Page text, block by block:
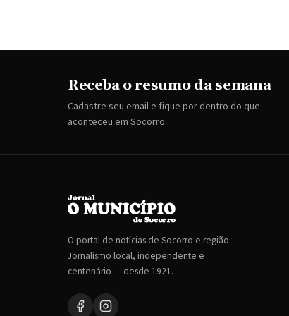
Receba o resumo da semana
Cadastre seu email e fique por dentro do que
aconteceu em Socorro.
O portal de notícias de Socorro e região.
Jornalismo local, independente e
centenário — desde 1921.